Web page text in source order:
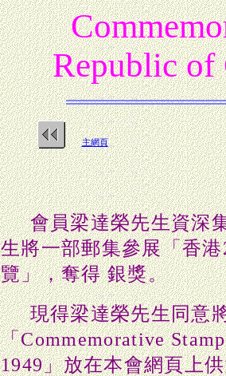
Republic of
主網頁
會員梁達榮先生資深
生將一部郵集參展「香港
覽」，奪得 銀獎。
現得梁達榮先生同意
「Commemorative
1949」放在本會網頁上